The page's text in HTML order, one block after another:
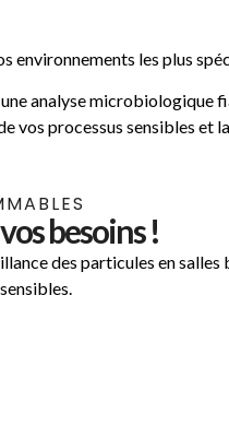
environnements les plus
analyse microbiologique
vos processus sensibles et
besoins !
des particules en salles